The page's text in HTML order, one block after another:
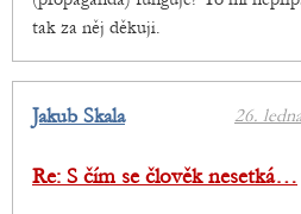
tak za něj děkuji.
26.
Jakub Skala
Re: S čím se člověk nesetká…